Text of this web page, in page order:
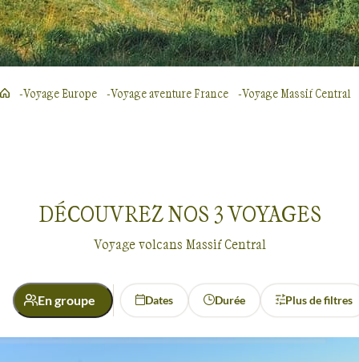
Voyage Europe Voyage aventure France Voyage Massif Central
DÉCOUVREZ NOS 3VOYAGES
Voyage volcans Massif Central
En groupe Dates Durée Plus de filtres